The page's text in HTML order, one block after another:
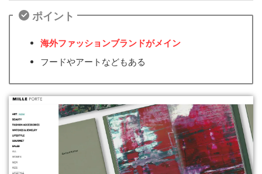
ポイント
海外ファッションブランドがメイン
フードやアートなどもある